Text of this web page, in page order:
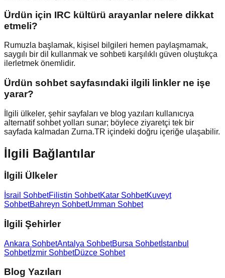
Ürdün için IRC kültürü arayanlar nelere dikkat
etmeli?
Rumuzla başlamak, kişisel bilgileri hemen paylaşmamak,
saygılı bir dil kullanmak ve sohbeti karşılıklı güven oluştukça
ilerletmek önemlidir.
Ürdün sohbet sayfasındaki ilgili linkler ne işe
yarar?
İlgili ülkeler, şehir sayfaları ve blog yazıları kullanıcıya
alternatif sohbet yolları sunar; böylece ziyaretçi tek bir
sayfada kalmadan Zurna.TR içindeki doğru içeriğe ulaşabilir.
İlgili Bağlantılar
İlgili Ülkeler
İsrail SohbetFilistin SohbetKatar SohbetKuveyt
SohbetBahreyn SohbetUmman Sohbet
İlgili Şehirler
Ankara SohbetAntalya SohbetBursa Sohbetİstanbul
Sohbetİzmir SohbetDüzce Sohbet
Blog Yazıları